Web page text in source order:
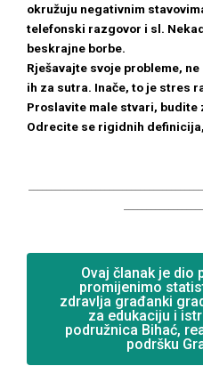
okružuju negativnim
telefonski razgovor i sl.
beskrajne borbe.
Rješavajte svoje probleme,
ih za sutra. Inače, to je stres
Proslavite male stvari, budite
Odrecite se rigidnih
Ovaj članak je dio
promijenimo
zdravlja građanki
za edukaciju i
podružnica Bihać,
podršku